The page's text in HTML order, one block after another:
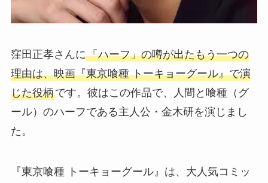
窪田正孝さんに「ハーフ」の噂が出たもう一つの
理由は、映画『東京喰種 トーキョーグール』で演
じた役柄です。彼はこの作品で、人間と喰種（グ
ール）のハーフである主人公・金木研を演じまし
た。
『東京喰種 トーキョーグール』は、大人気コミッ